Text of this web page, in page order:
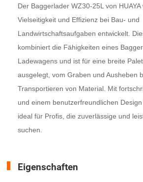
Der Baggerlader WZ30-25L von
Vielseitigkeit und Effizienz bei Bau- und
Landwirtschaftsaufgaben entwickelt.
kombiniert die Fähigkeiten eines
Ladewagens und ist für eine breite
ausgelegt, vom Graben und Ausheben
Transportieren von Material. Mit
und einem benutzerfreundlichen
ideal für Profis, die zuverlässige und
suchen.
Eigenschaften